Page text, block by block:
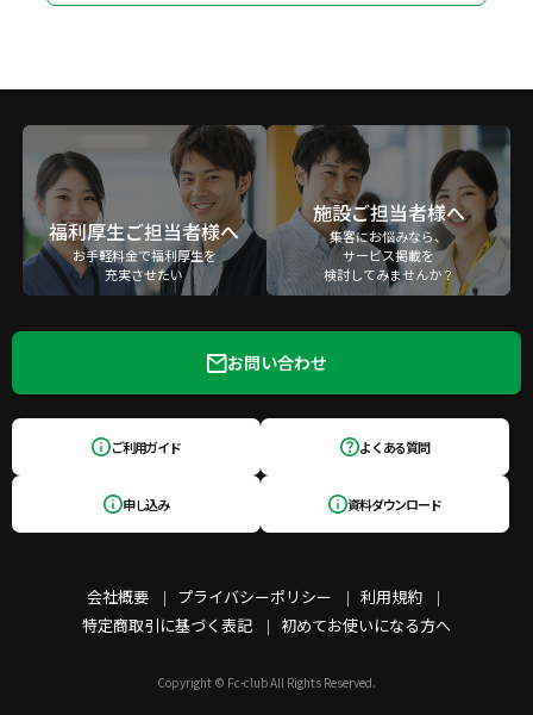
福利厚生ご担当者様へ
お手軽料金で福利厚生を
充実させたい
施設ご担当者様へ
集客にお悩みなら、
サービス掲載を
検討してみませんか？
会社概要 プライバシーポリシー
利用規約
特定商取引に基づく表記
初めてお使いになる方へ
お問い合わせ
ご利用ガイド よくある質問
申し込み 資料ダウンロード
Copyright © Fc-club All Rights Reserved.